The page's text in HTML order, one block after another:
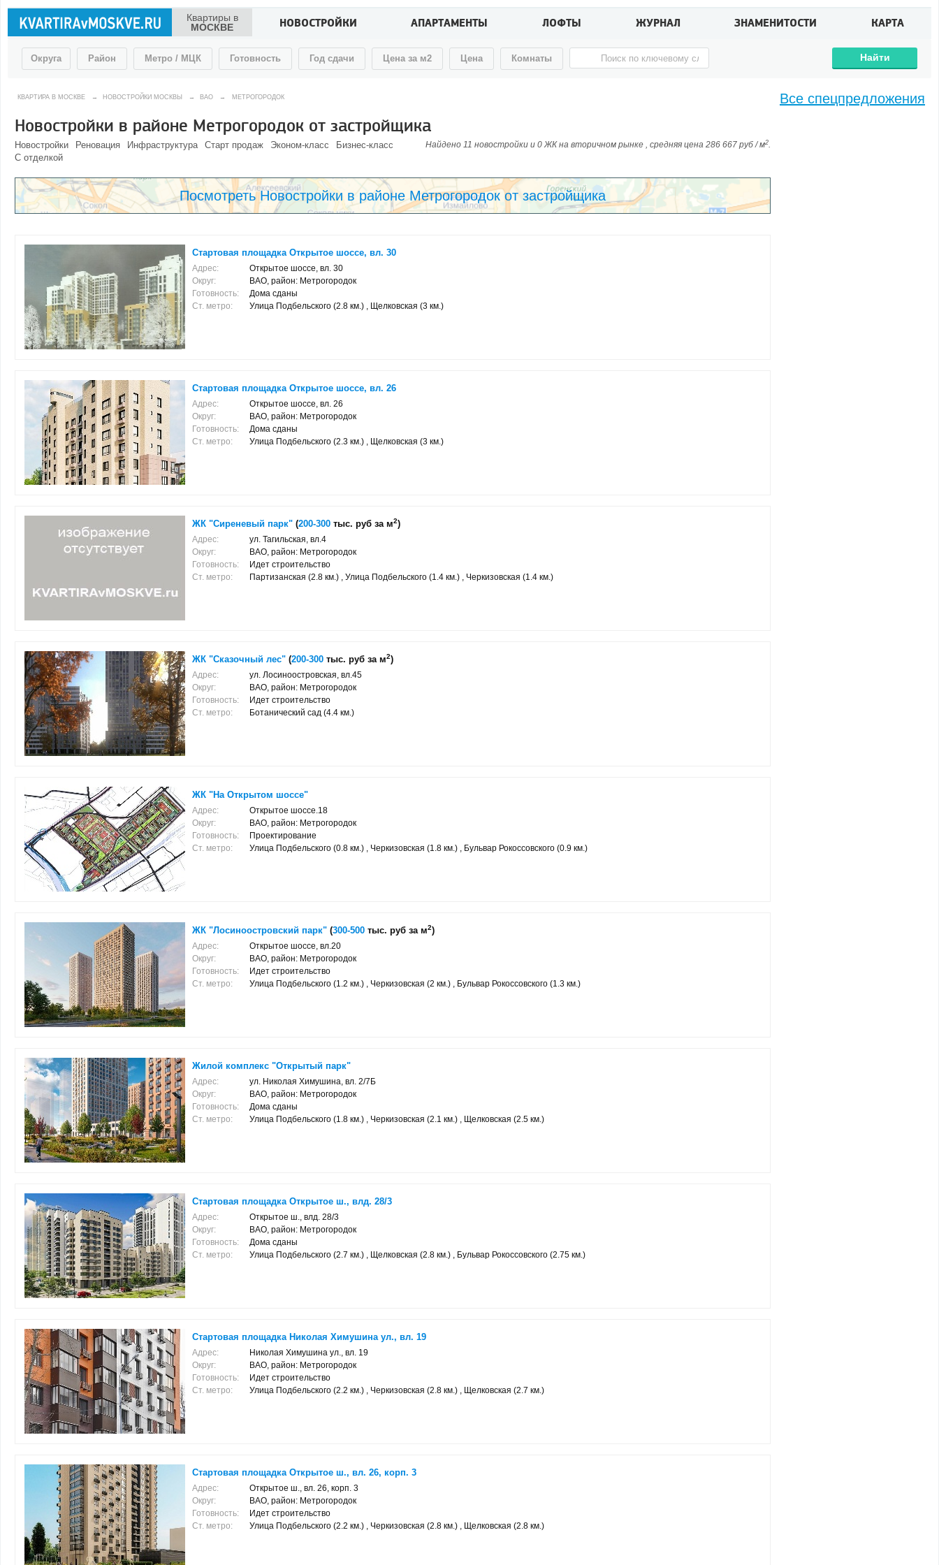
Квартиры в
МОСКВЕ
НОВОСТРОЙКИ АПАРТАМЕНТЫ ЛОФТЫ ЖУРНАЛ ЗНАМЕНИТОСТИ КАРТА
Округа Район Метро / МЦК Готовность Год сдачи Цена за м2 Цена Комнаты Найти
КВАРТИРА В МОСКВЕ → НОВОСТРОЙКИ МОСКВЫ → ВАО → МЕТРОГОРОДОК
Новостройки в районе Метрогородок от застройщика
Новостройки Реновация Инфраструктура Старт продаж Эконом-класс
Бизнес-класс
С отделкой
Найдено 11 новостройки и 0 ЖК на вторичном рынке , средняя цена 286 667 руб / м2.
Посмотреть Новостройки в районе Метрогородок от застройщика
Стартовая площадка Открытое шоссе, вл. 30
Адрес:
Открытое шоссе, вл. 30
Округ:
ВАО, район: Метрогородок
Готовность:
Дома сданы
Ст. метро:
Улица Подбельского (2.8 км.) , Щелковская (3 км.)
Стартовая площадка Открытое шоссе, вл. 26
Адрес:
Открытое шоссе, вл. 26
Округ:
ВАО, район: Метрогородок
Готовность:
Дома сданы
Ст. метро:
Улица Подбельского (2.3 км.) , Щелковская (3 км.)
ЖК "Сиреневый парк" (200-300 тыс. руб за м2)
Адрес:
ул. Тагильская, вл.4
Округ:
ВАО, район: Метрогородок
Готовность:
Идет строительство
Ст. метро:
Партизанская (2.8 км.) , Улица Подбельского (1.4 км.) , Черкизовская (1.4 км.)
ЖК "Сказочный лес" (200-300 тыс. руб за м2)
Адрес:
ул. Лосиноостровская, вл.45
Округ:
ВАО, район: Метрогородок
Готовность:
Идет строительство
Ст. метро:
Ботанический сад (4.4 км.)
ЖК "На Открытом шоссе"
Адрес:
Открытое шоссе.18
Округ:
ВАО, район: Метрогородок
Готовность:
Проектирование
Ст. метро:
Улица Подбельского (0.8 км.) , Черкизовская (1.8 км.) , Бульвар Рокоссовского (0.9 км.)
ЖК "Лосиноостровский парк" (300-500 тыс. руб за м2)
Адрес:
Открытое шоссе, вл.20
Округ:
ВАО, район: Метрогородок
Готовность:
Идет строительство
Ст. метро:
Улица Подбельского (1.2 км.) , Черкизовская (2 км.) , Бульвар Рокоссовского (1.3 км.)
Жилой комплекс "Открытый парк"
Адрес:
ул. Николая Химушина, вл. 2/7Б
Округ:
ВАО, район: Метрогородок
Готовность:
Дома сданы
Ст. метро:
Улица Подбельского (1.8 км.) , Черкизовская (2.1 км.) , Щелковская (2.5 км.)
Стартовая площадка Открытое ш., влд. 28/3
Адрес:
Открытое ш., влд. 28/3
Округ:
ВАО, район: Метрогородок
Готовность:
Дома сданы
Ст. метро:
Улица Подбельского (2.7 км.) , Щелковская (2.8 км.) , Бульвар Рокоссовского (2.75 км.)
Стартовая площадка Николая Химушина ул., вл. 19
Адрес:
Николая Химушина ул., вл. 19
Округ:
ВАО, район: Метрогородок
Готовность:
Идет строительство
Ст. метро:
Улица Подбельского (2.2 км.) , Черкизовская (2.8 км.) , Щелковская (2.7 км.)
Стартовая площадка Открытое ш., вл. 26, корп. 3
Адрес:
Открытое ш., вл. 26, корп. 3
Округ:
ВАО, район: Метрогородок
Готовность:
Идет строительство
Ст. метро:
Улица Подбельского (2.2 км.) , Черкизовская (2.8 км.) , Щелковская (2.8 км.)
Все спецпредложения